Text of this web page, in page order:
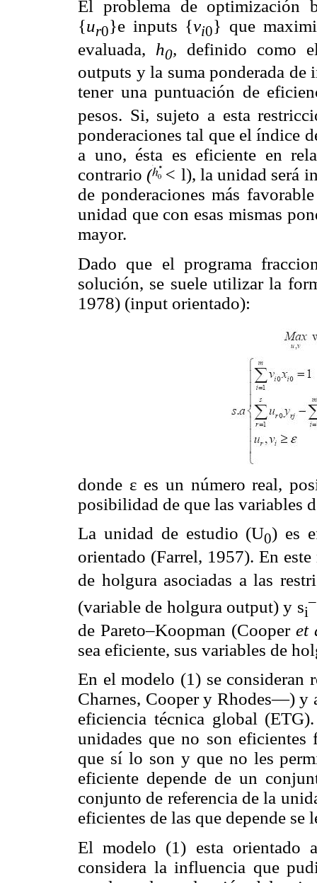
El problema de optimización
{ur0}e inputs {vi0} que
evaluada, h0, definido como
outputs y la suma ponderada
tener una puntuación de
pesos. Si, sujeto a esta
ponderaciones tal que el índice
a uno, ésta es eficiente en
contrario( < l), la unidad será
de ponderaciones más
unidad que con esas mismas
mayor.
Dado que el programa
solución, se suele utilizar la
1978) (input orientado):
donde ε es un número real,
posibilidad de que las variables
La unidad de estudio (U0) es
orientado (Farrel, 1957). En
de holgura asociadas a las
(variable de holgura output) y si
–
de Pareto–Koopman (Cooper et
sea eficiente, sus variables de
En el modelo (1) se consideran
Charnes, Cooper y Rhodes—) y
eficiencia técnica global
unidades que no son eficientes
que sí lo son y que no les
eficiente depende de un
conjunto de referencia de la
eficientes de las que depende se
El modelo (1) esta orientado
considera la influencia que